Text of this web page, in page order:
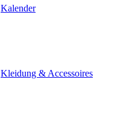
Kalender
Kleidung & Accessoires